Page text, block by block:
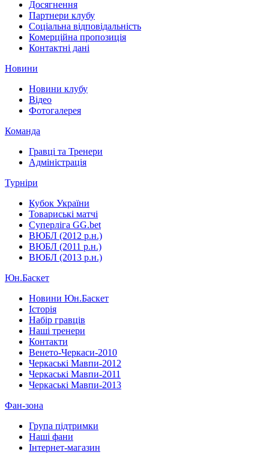
Досягнення
Партнери клубу
Соціальна відповідальність
Комерційна пропозиція
Контактні дані
Новини
Новини клубу
Відео
Фотогалерея
Команда
Гравці та Тренери
Адміністрація
Турніри
Кубок України
Товариські матчі
Суперліга GG.bet
ВЮБЛ (2012 р.н.)
ВЮБЛ (2011 р.н.)
ВЮБЛ (2013 р.н.)
Юн.Баскет
Новини Юн.Баскет
Історія
Набір гравців
Наші тренери
Контакти
Венето-Черкаси-2010
Черкаські Мавпи-2012
Черкаські Мавпи-2011
Черкаські Мавпи-2013
Фан-зона
Група підтримки
Наші фани
Інтернет-магазин